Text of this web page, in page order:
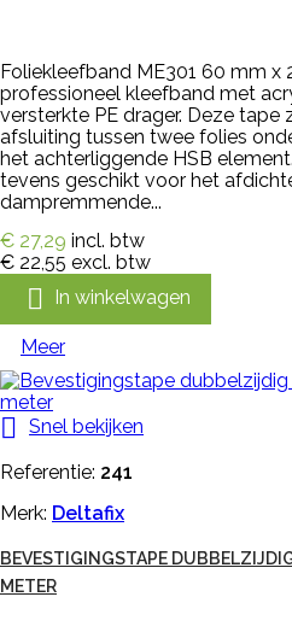
Foliekleefband ME301 60 mm x
professioneel kleefband met
versterkte PE drager. Deze
afsluiting tussen twee folies
het achterliggende HSB
tevens geschikt voor het
dampremmende...
€ 27,29 incl. btw
€ 22,55 excl. btw
 In winkelwagen
Meer

Snel bekijken
Referentie: 241
Merk: Deltafix
BEVESTIGINGSTAPE
METER